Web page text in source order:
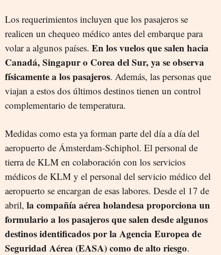
Los requerimientos incluyen que los pasajeros se
realicen un chequeo médico antes del embarque para
volar a algunos países. En los vuelos que salen hacia
Canadá, Singapur o Corea del Sur, ya se observa
físicamente a los pasajeros. Además, las personas que
viajan a estos dos últimos destinos tienen un control
complementario de temperatura.
Medidas como esta ya forman parte del día a día del
aeropuerto de Ámsterdam-Schiphol. El personal de
tierra de KLM en colaboración con los servicios
médicos de KLM y el personal del servicio médico del
aeropuerto se encargan de esas labores. Desde el 17 de
abril, la compañía aérea holandesa proporciona un
formulario a los pasajeros que salen desde algunos
destinos identificados por la Agencia Europea de
Seguridad Aérea (EASA) como de alto riesgo.